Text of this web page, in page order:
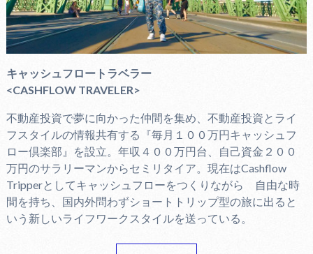
キャッシュフロートラベラー
<CASHFLOW TRAVELER>
不動産投資で夢に向かった仲間を集め、不動産投資とライ
フスタイルの情報共有する『毎月１００万円キャッシュフ
ロー倶楽部』を設立。年収４００万円台、自己資金２００
万円のサラリーマンからセミリタイア。現在はCashflow
Tripperとしてキャッシュフローをつくりながら 自由な時
間を持ち、国内外問わずショートトリップ型の旅に出ると
いう新しいライフワークスタイルを送っている。